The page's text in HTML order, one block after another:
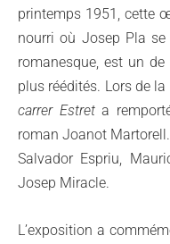
printemps 1951, cette
nourri où Josep Pla
romanesque, est un
plus réédités. Lors de
carrer Estreta
roman Joanot
Salvador Espriu,
Josep Miracle.
L’exposition a